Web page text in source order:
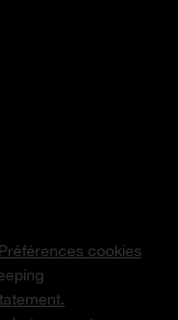
Préférences cookies